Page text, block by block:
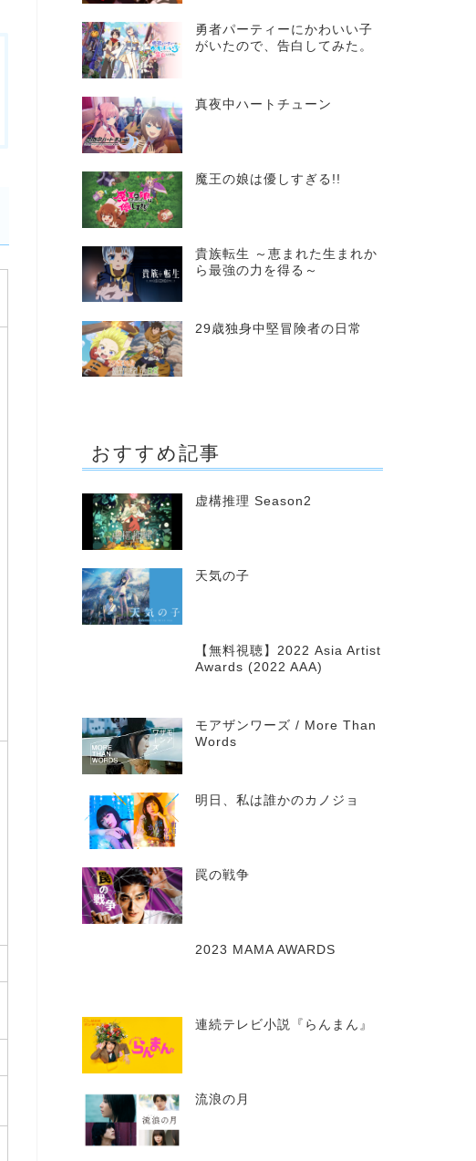
勇者パーティーにかわいい子
がいたので、告白してみた。
真夜中ハートチューン
魔王の娘は優しすぎる!!
貴族転生 ～恵まれた生まれか
ら最強の力を得る～
29歳独身中堅冒険者の日常
おすすめ記事
虚構推理 Season2
天気の子
【無料視聴】2022 Asia Artist
Awards (2022 AAA)
モアザンワーズ / More Than
Words
明日、私は誰かのカノジョ
罠の戦争
2023 MAMA AWARDS
連続テレビ小説『らんまん』
流浪の月